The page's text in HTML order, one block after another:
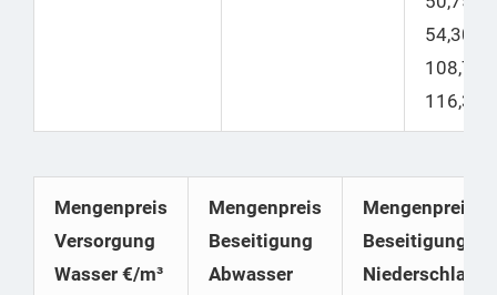
54,30
108,75 |
116,365
Mengenpreis
Versorgung
Wasser €/m³
Mengenpreis
Beseitigung
Abwasser
Mengenpreis
Beseitigung